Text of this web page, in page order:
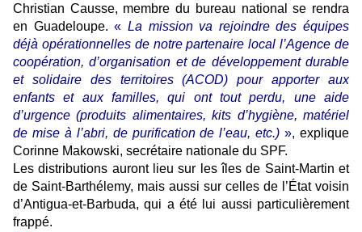
Christian Causse, membre du bureau national se rendra
en Guadeloupe.« La mission va rejoindre des équipes
déjà opérationnelles de notre partenaire local l’Agence de
coopération, d’organisation et de développement durable
et solidaire des territoires (ACOD) pour apporter aux
enfants et aux familles, qui ont tout perdu, une aide
d’urgence (produits alimentaires, kits d’hygiène, matériel
de mise à l’abri, de purification de l’eau, etc.)», explique
Corinne Makowski, secrétaire nationale du SPF.
Les distributions auront lieu sur les îles de Saint-Martin et
de Saint-Barthélemy, mais aussi sur celles de l’État voisin
d’Antigua-et-Barbuda, qui a été lui aussi particulièrement
frappé.